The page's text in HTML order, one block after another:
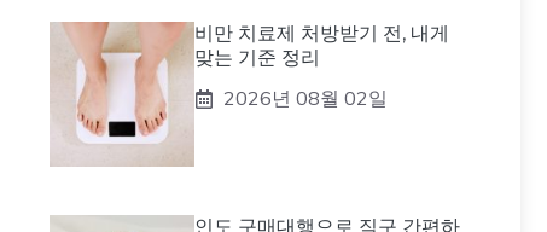
비만 치료제 처방받기 전, 내게
맞는 기준 정리
2026년 08월 02일
인도 구매대행으로 직구 간편하